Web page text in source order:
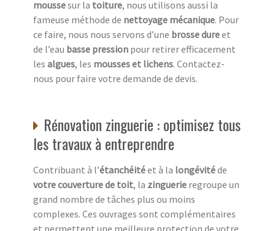
moussesur la toiture, nous utilisons aussi la
fameuse méthode de nettoyage mécanique. Pour
ce faire, nous nous servons d’une brosse dureet
de l’eau basse pression pour retirer efficacement
les algues, les mousses et lichens. Contactez-
nous pour faire votre demande de devis.
Rénovation zinguerie : optimisez tous
les travaux à entreprendre
Contribuant à l’étanchéitéet à la longévitéde
votre couverture de toit, la zinguerie regroupe un
grand nombre de tâches plus ou moins
complexes. Ces ouvrages sont complémentaires
et permettent une meilleure protection de votre